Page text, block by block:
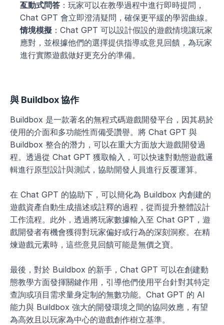
互動式問答 ：玩家可以在教學過程中進行即時提問，
Chat GPT 會立即澄清疑問，確保更平緩的學習曲線。
情境模擬 ：Chat GPT 可以設計假設的遊戲情境讓玩家
應對，並根據他們的選擇提供指導或意見回饋，為玩家
進行實際遊戲做好更充分的準備。
與 Buildbox 協作
Buildbox 是一款著名的無程式碼遊戲開發平台，因其易於
使用的介面和多功能性而備受讚譽。將 Chat GPT 與
Buildbox 整合的潛力，可以在重大方面放大遊戲開發過
程。透過從 Chat GPT 獲取輸入，可以快速對動態遊戲邏
輯進行原型設計與測試，協助開發人員進行反覆運算。
在 Chat GPT 的協助下，可以簡化為 Buildbox 內創建的
遊戲資產自動生成描述或註釋的過程，從而提升整體設計
工作流程。此外，透過將玩家數據輸入至 Chat GPT，遊
戲開發者有機會獲得對玩家偏好或行為的深刻洞察。在精
煉遊戲元素時，這些意見回饋可能是無價之寶。
最後，對於 Buildbox 的新手，Chat GPT 可以在創建動
態教學方面發揮關鍵作用，引導他們使用平台針對其特定
查詢或項目需求量身定制的無數功能。Chat GPT 的 AI
能力與 Buildbox 強大的開發環境之間的協同效應，有望
為高效且以玩家為中心的遊戲創作樹立基準。